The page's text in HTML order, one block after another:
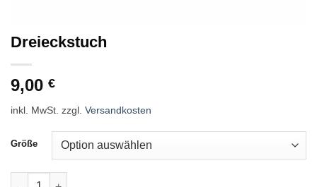
Dreieckstuch
9,00 €
inkl. MwSt. zzgl. Versandkosten
Größe
Dreieckstuch Menge